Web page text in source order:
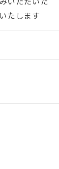
たします